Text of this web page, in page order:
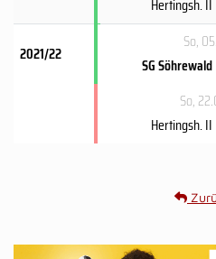
Hertingsh. II
2021/22
So,
SG Söhrewald
So,
Hertingsh. II